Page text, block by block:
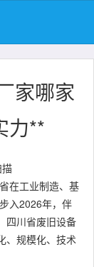
家哪家
力**
在工业制造、基
入2026年，伴
四川省废旧设备
、规模化、技术